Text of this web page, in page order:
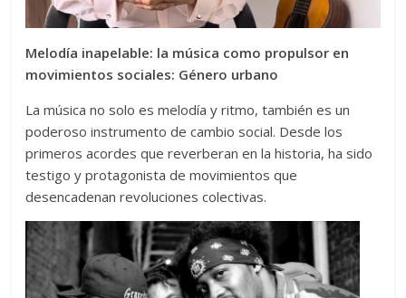
Melodía inapelable: la música como propulsor en
movimientos sociales: Género urbano
La música no solo es melodía y ritmo, también es un
poderoso instrumento de cambio social. Desde los
primeros acordes que reverberan en la historia, ha sido
testigo y protagonista de movimientos que
desencadenan revoluciones colectivas.